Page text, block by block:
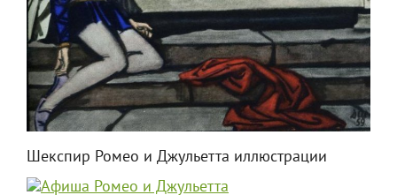
Шекспир Ромео и Джульетта иллюстрации